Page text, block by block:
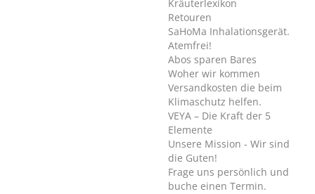
Kräuterlexikon
Retouren
SaHoMa Inhalationsgerät.
Atemfrei!
Abos sparen Bares
Woher wir kommen
Versandkosten die beim
Klimaschutz helfen.
VEYA – Die Kraft der 5
Elemente
Unsere Mission - Wir sind
die Guten!
Frage uns persönlich und
buche einen Termin.